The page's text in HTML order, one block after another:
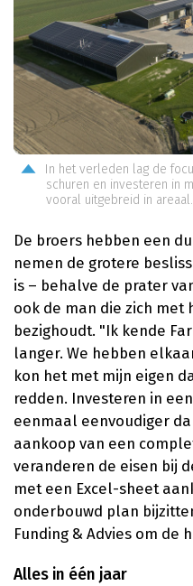
In het verleden lag de
schuren en investeren in
vooral uitgebreid in areaal.
De broers hebben een
nemen de grotere
is – behalve de prater
ook de man die zich
bezighoudt. "Ik kende
langer. We hebben
kon het met mijn eigen
redden. Investeren in
eenmaal eenvoudiger
aankoop van een
veranderen de eisen bij
met een Excel-sheet
onderbouwd plan
Funding & Advies om de
Alles in één jaar